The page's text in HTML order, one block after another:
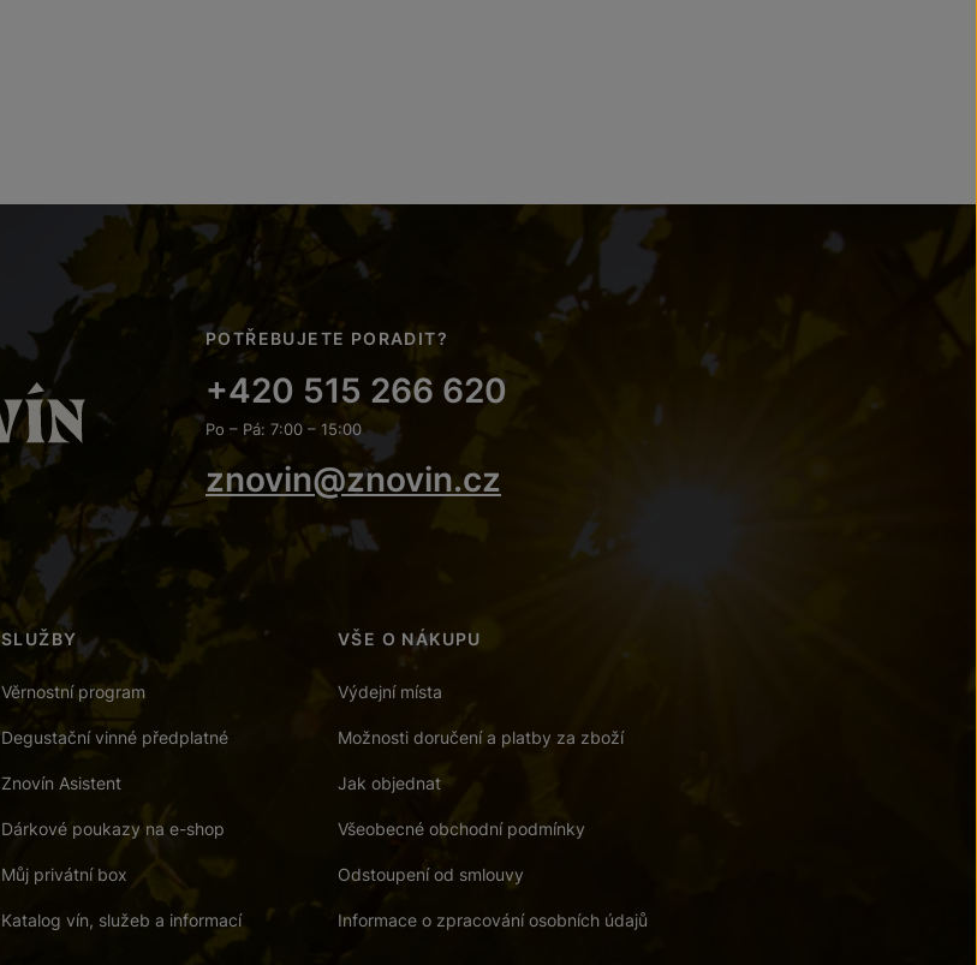
POTŘEBUJETE PORADIT?
+420 515 266 620
Po – Pá: 7:00 – 15:00
znovin@znovin.cz
SLUŽBY
Věrnostní program
Degustační vinné předplatné
Znovín Asistent
Dárkové poukazy na e-shop
Můj privátní box
Katalog vín, služeb a informací
VŠE O NÁKUPU
Výdejní místa
Možnosti doručení a platby za zboží
Jak objednat
Všeobecné obchodní podmínky
Odstoupení od smlouvy
Informace o zpracování osobních údajů